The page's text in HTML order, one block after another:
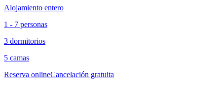
Alojamiento entero
1 - 7 personas
3 dormitorios
5 camas
Reserva onlineCancelación gratuita